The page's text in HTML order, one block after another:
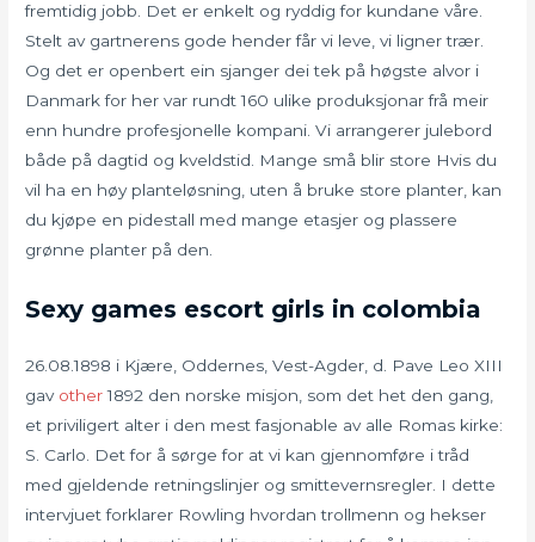
fremtidig jobb. Det er enkelt og ryddig for kundane våre.
Stelt av gartnerens gode hender får vi leve, vi ligner trær.
Og det er openbert ein sjanger dei tek på høgste alvor i
Danmark for her var rundt 160 ulike produksjonar frå meir
enn hundre profesjonelle kompani. Vi arrangerer julebord
både på dagtid og kveldstid. Mange små blir store Hvis du
vil ha en høy planteløsning, uten å bruke store planter, kan
du kjøpe en pidestall med mange etasjer og plassere
grønne planter på den.
Sexy games escort girls in colombia
26.08.1898 i Kjære, Oddernes, Vest-Agder, d. Pave Leo XIII
gav other1892 den norske misjon, som det het den gang,
et priviligert alter i den mest fasjonable av alle Romas kirke:
S. Carlo. Det for å sørge for at vi kan gjennomføre i tråd
med gjeldende retningslinjer og smittevernsregler. I dette
intervjuet forklarer Rowling hvordan trollmenn og hekser